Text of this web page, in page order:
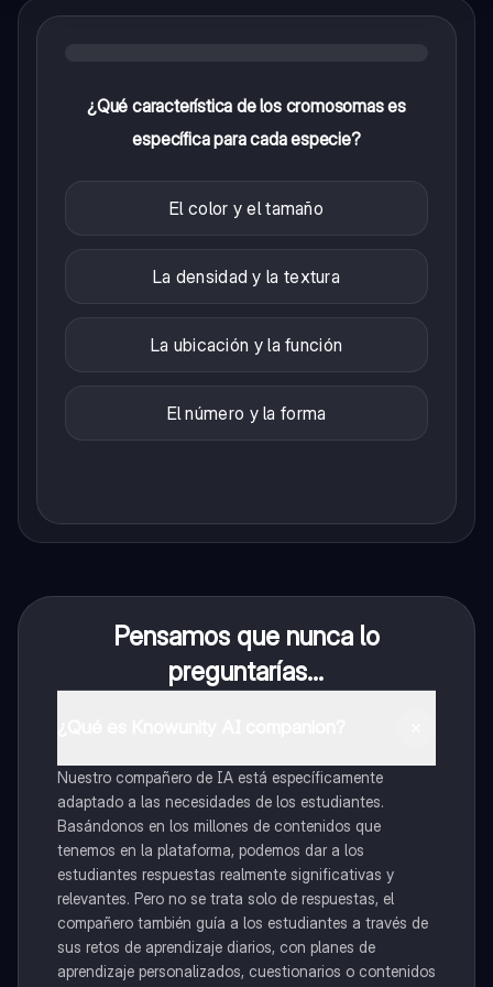
¿Qué característica de los cromosomas es
específica para cada especie?
El color y el tamaño
La densidad y la textura
La ubicación y la función
El número y la forma
Pensamos que nunca lo
preguntarías...
Nuestro compañero de IA está específicamente
adaptado a las necesidades de los estudiantes.
Basándonos en los millones de contenidos que
tenemos en la plataforma, podemos dar a los
estudiantes respuestas realmente significativas y
relevantes. Pero no se trata solo de respuestas, el
compañero también guía a los estudiantes a través de
sus retos de aprendizaje diarios, con planes de
aprendizaje personalizados, cuestionarios o contenidos